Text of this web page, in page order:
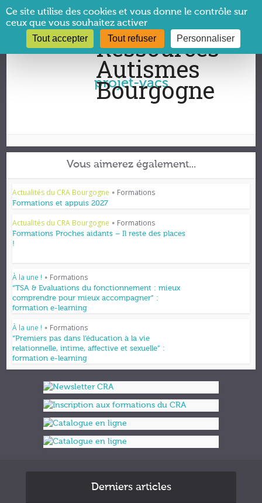
Vous êtes ici :CRA Bourgogne→projet-vacs
projet-vacs
Vous aimerez également...
Actualités du CRA Bourgogne • Formations
Formations et appuis 2027
Actualités du CRA Bourgogne • Formations
Formations Proches aidants – Il reste des places
!
À la une ! • Formations
“TSA & Evaluations du fonctionnement : mieux
comprendre pour mieux accompagner” :
formation e-learning
À la une ! • Formations
“Premiers pas dans l’éducation à la vie
relationnelle, intime, affective et sexuelle” :
formation e-learning
Derniers articles
Panneau de gestion des cookies
Ce site utilise des cookies et vous donne le contrôle sur
ceux que vous souhaitez activer
Tout accepter Tout refuser Personnaliser